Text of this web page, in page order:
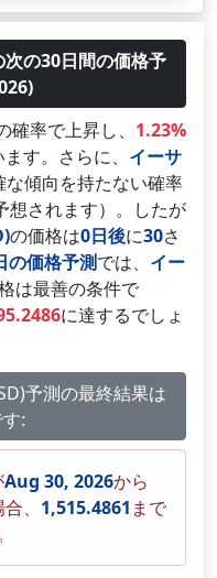
次の30日間の価格予
確率で上昇し、 1.23%
す。さらに、 イーサ
な傾向を持たない確率
想されます）。したが
の価格は0日後に30さ
の価格予測では、 イー
は最善の条件で
に達するでしょ
予測の最終結果は
:
Aug 30, 2026から
、 1,515.4861 まで